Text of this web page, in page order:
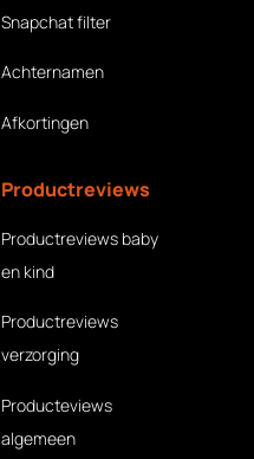
Snapchat filter
Achternamen
Afkortingen
Productreviews
Productreviews baby
en kind
Productreviews
verzorging
Producteviews
algemeen